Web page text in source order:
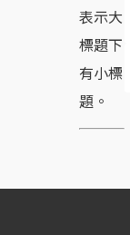
表示大
標題下
有小標
題。